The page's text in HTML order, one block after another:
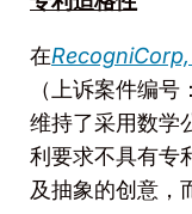
在RecogniCorp,
（上诉案件编
维持了采用数学
利要求不具有专
及抽象的创意，